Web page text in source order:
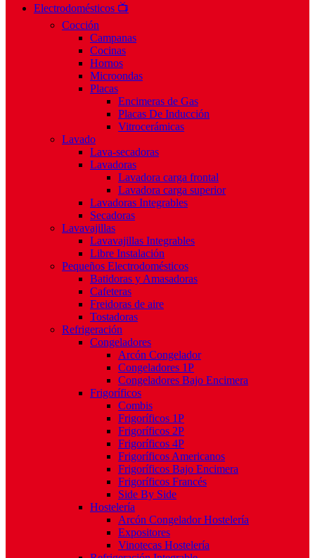
Electrodomésticos 📺
Cocción
Campanas
Cocinas
Hornos
Microondas
Placas
Encimeras de Gas
Placas De Inducción
Vitrocerámicas
Lavado
Lava-secadoras
Lavadoras
Lavadora carga frontal
Lavadora carga superior
Lavadoras Integrables
Secadoras
Lavavajillas
Lavavajillas Integrables
Libre Instalación
Pequeños Electrodomésticos
Batidoras y Amasadoras
Cafeteras
Freidoras de aire
Tostadoras
Refrigeración
Congeladores
Arcón Congelador
Congeladores 1P
Congeladores Bajo Encimera
Frigoríficos
Combis
Frigoríficos 1P
Frigoríficos 2P
Frigoríficos 4P
Frigoríficos Americanos
Frigoríficos Bajo Encimera
Frigoríficos Francés
Side By Side
Hostelería
Arcón Congelador Hostelería
Expositores
Vinotecas Hostelería